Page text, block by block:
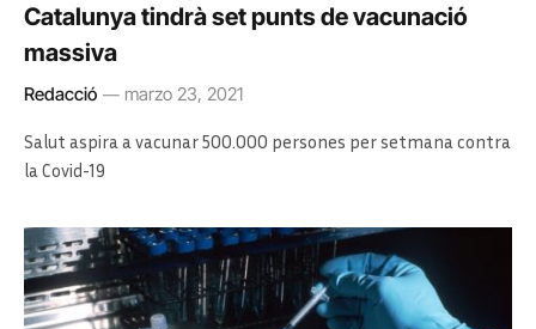
Catalunya tindrà set punts de vacunació
massiva
Redacció marzo 23, 2021
Salut aspira a vacunar 500.000 persones per setmana contra
la Covid-19